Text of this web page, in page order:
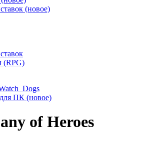
(новое)
(RPG)
ПК (новое)
of Heroes